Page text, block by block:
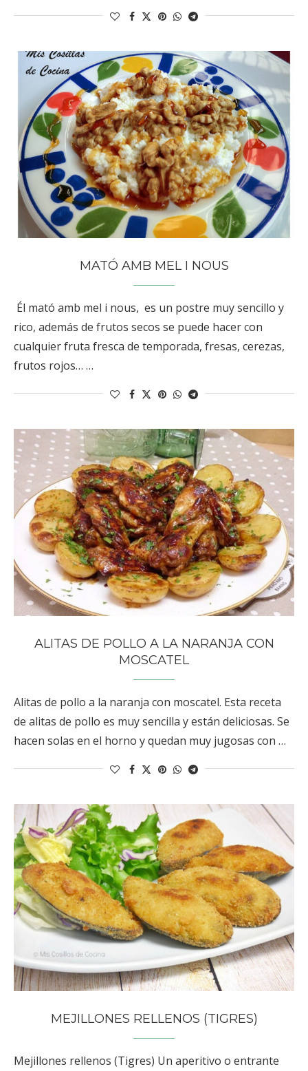
MATÓ AMB MEL I NOUS
Él mató amb mel i nous, es un postre muy sencillo y
rico, además de frutos secos se puede hacer con
cualquier fruta fresca de temporada, fresas, cerezas,
frutos rojos… …
ALITAS DE POLLO A LA NARANJA CON
MOSCATEL
Alitas de pollo a la naranja con moscatel. Esta receta
de alitas de pollo es muy sencilla y están deliciosas. Se
hacen solas en el horno y quedan muy jugosas con …
MEJILLONES RELLENOS (TIGRES)
Mejillones rellenos (Tigres) Un aperitivo o entrante